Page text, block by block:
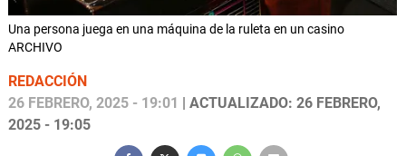
Una persona juega en una máquina de la ruleta en un casino
ARCHIVO
REDACCIÓN
26 FEBRERO, 2025 - 19:01
| ACTUALIZADO: 26 FEBRERO,
2025 - 19:05